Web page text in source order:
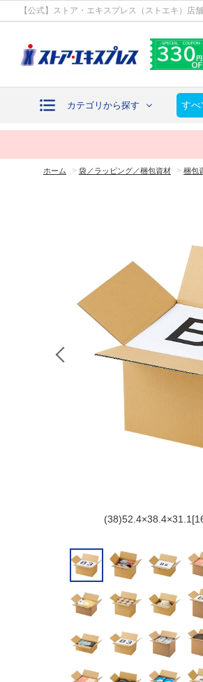
【公式】ストア・エキスプレス（ストエキ）店
カテゴリから探す すべ
ホーム > 袋／ラッピング／梱包資材 > 梱包